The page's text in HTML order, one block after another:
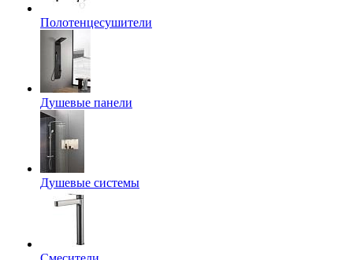
Полотенцесушители
Душевые панели
Душевые системы